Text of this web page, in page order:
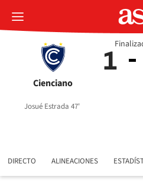
Cienciano
1
Josué Estrada 47'
DIRECTO ALINEACIONES